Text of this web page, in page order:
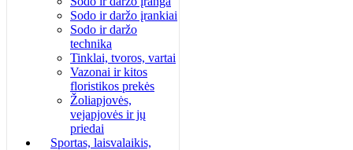
Sodo ir daržo įrankiai
Sodo ir daržo
technika
Tinklai, tvoros, vartai
Vazonai ir kitos
floristikos prekės
Žoliapjovės,
vejapjovės ir jų
priedai
Sportas, laisvalaikis,